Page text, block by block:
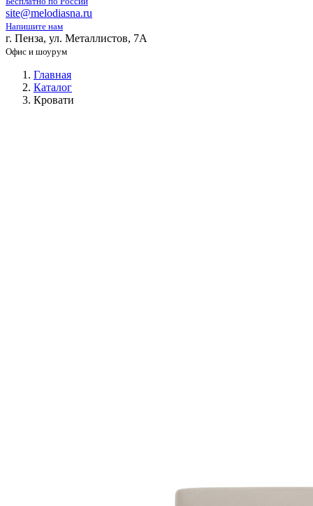
site@melodiasna.ru
Напишите нам
г. Пенза, ул. Металлистов, 7А
Офис и шоурум
Главная
Каталог
Кровати